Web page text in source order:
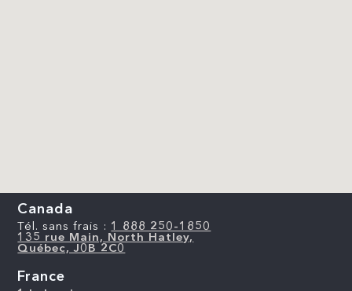
Canada
Tél. sans frais : 1 888 250-1850
135 rue Main, North Hatley,
Québec, J0B 2C0
France